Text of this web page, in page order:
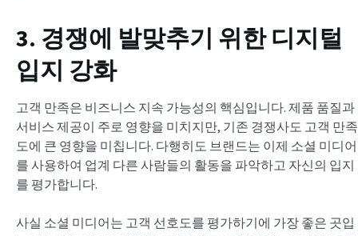
3. 경쟁에 발맞추기 위한 디지털
입지 강화
고객 만족은 비즈니스 지속 가능성의 핵심입니다. 제품 품질과
서비스 제공이 주로 영향을 미치지만, 기존 경쟁사도 고객 만족
도에 큰 영향을 미칩니다. 다행히도 브랜드는 이제 소셜 미디어
를 사용하여 업계 다른 사람들의 활동을 파악하고 자신의 입지
를 평가합니다.
사실 소셜 미디어는 고객 선호도를 평가하기에 가장 좋은 곳입